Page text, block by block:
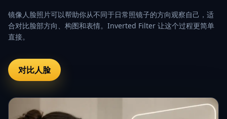
镜像人脸照片可以帮助你从不同于日常照镜子的方向观察自己，适
合对比脸部方向、构图和表情。Inverted Filter 让这个过程更简单
直接。
对比人脸